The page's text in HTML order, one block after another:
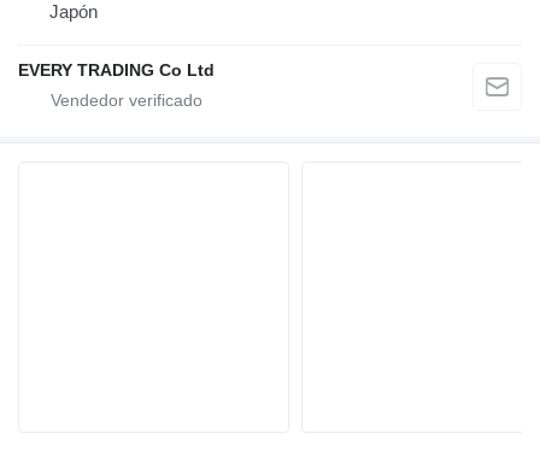
Japón
EVERY TRADING Co Ltd